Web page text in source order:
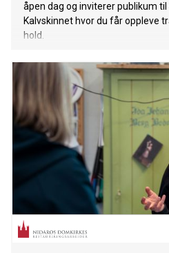
åpen dag og inviterer publikum
Kalvskinnet hvor du får oppleve
hold.